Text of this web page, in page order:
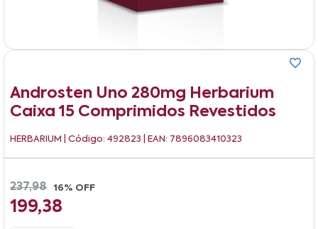
Androsten Uno 280mg Herbarium
Caixa 15 Comprimidos Revestidos
HERBARIUM | Código: 492823 | EAN: 7896083410323
237,98 16% OFF
199,38